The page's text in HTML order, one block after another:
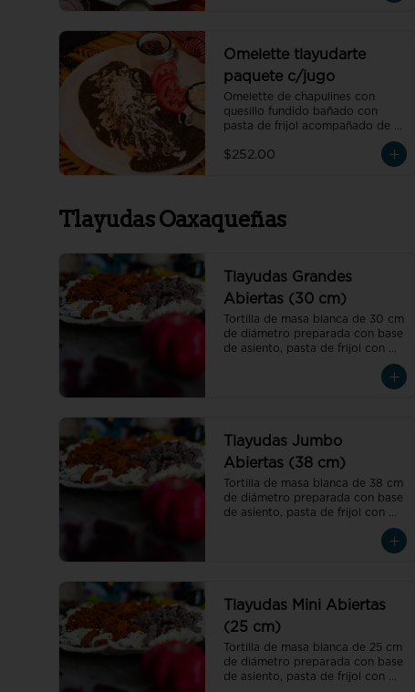
un café americano 300 ml
orgánico de pluma hidalgo,
oaxaca, un pan dulce mini y un
bolillo mini.
Omelette tlayudarte
paquete c/jugo
Omelette de chapulines con
quesillo fundido bañado con
pasta de frijol acompañado de
frijoles refritos preparados con
hoja de aguacate, un vaso de
oaxaca, un pan dulce mini y un
bolillo mini.
$252.00
Tlayudas Oaxaqueñas
Tlayudas Grandes
Abiertas (30 cm)
Tortilla de masa blanca de 30 cm
de diámetro preparada con base
de asiento, pasta de frijol con
Tlayudas Jumbo
Abiertas (38 cm)
Tortilla de masa blanca de 38 cm
de diámetro preparada con base
de asiento, pasta de frijol con
Tlayudas Mini Abiertas
(25 cm)
Tortilla de masa blanca de 25 cm
de diámetro preparada con base
de asiento, pasta de frijol con